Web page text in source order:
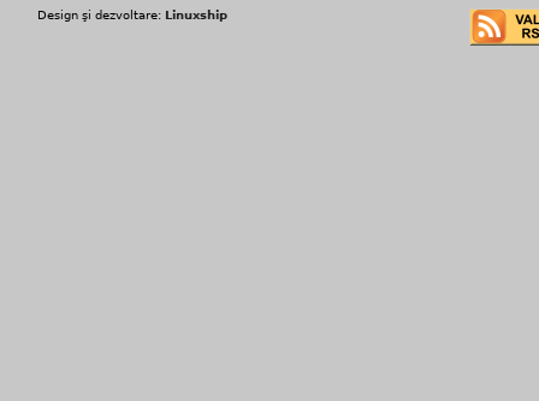
Design şi dezvoltare: Linuxship